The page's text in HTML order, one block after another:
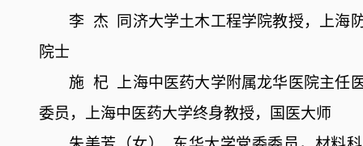
李
杰
同济大学土木工程学院教授，上海
院士
施 杞
上海中医药大学附属龙华医院主任
委员，上海中医药大学终身教授，国医大师